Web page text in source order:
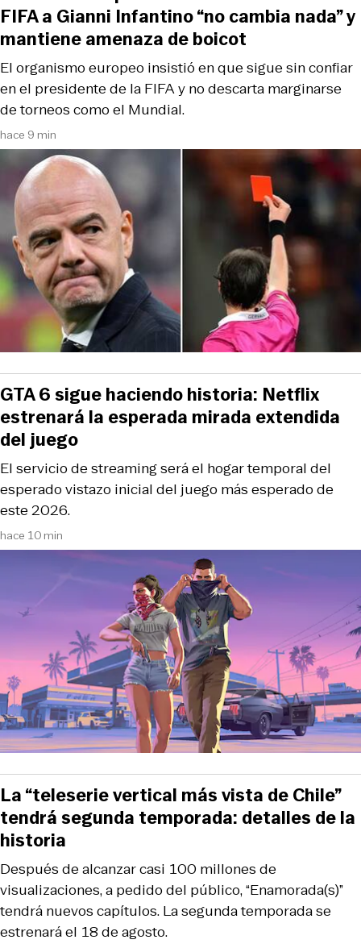
hace 9 min
El organismo europeo insistió en que sigue sin confiar
en el presidente de la FIFA y no descarta marginarse
de torneos como el Mundial.
FIFA a Gianni Infantino “no cambia nada” y
mantiene amenaza de boicot
hace 10 min
El servicio de streaming será el hogar temporal del
esperado vistazo inicial del juego más esperado de
este 2026.
GTA 6 sigue haciendo historia: Netflix
estrenará la esperada mirada extendida
del juego
Después de alcanzar casi 100 millones de
visualizaciones, a pedido del público, “Enamorada(s)”
tendrá nuevos capítulos. La segunda temporada se
estrenará el 18 de agosto.
La “teleserie vertical más vista de Chile”
tendrá segunda temporada: detalles de la
historia